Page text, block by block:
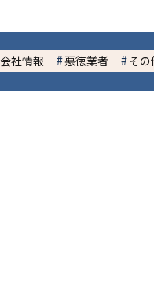
会社情報 悪徳業者 その